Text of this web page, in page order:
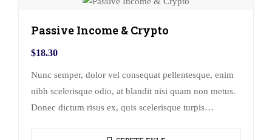
Passive Income & Crypto
$18.30
Nunc semper, dolor vel consequat pellentesque, enim
nibh scelerisque odio, at blandit nisi quam non metus.
Donec dictum risus ex, quis scelerisque turpis